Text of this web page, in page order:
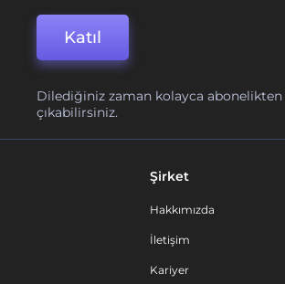
Katıl
Dilediğiniz zaman kolayca abonelikten
çıkabilirsiniz.
Şirket
Hakkımızda
İletişim
Kariyer